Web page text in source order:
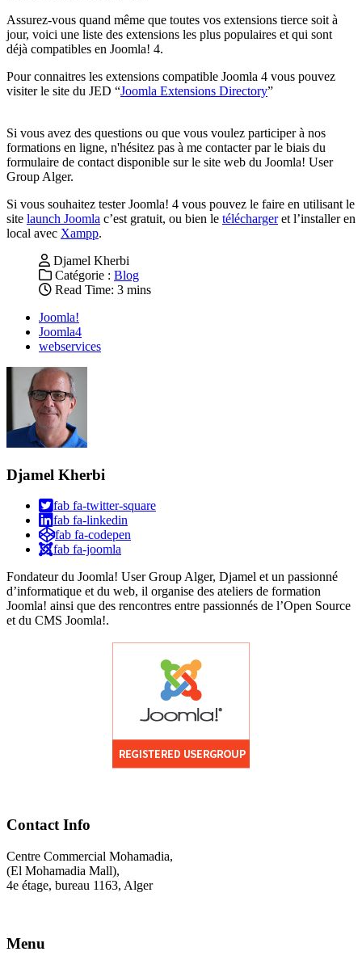
Assurez-vous quand même que toutes vos extensions tierce soit à
jour, voici une liste des extensions les plus populaires et qui sont
déjà compatibles en Joomla! 4.
Pour connaitres les extensions compatible Joomla 4 vous pouvez
visiter le site du JED “Joomla Extensions Directory”
Si vous avez des questions ou que vous voulez participer à nos
formations en ligne, n'hésitez pas à me contacter par le biais du
formulaire de contact disponible sur le site web du Joomla! User
Group Alger.
Si vous souhaitez tester Joomla! 4 vous pouvez le faire en utilisant le
site launch Joomla c’est gratuit, ou bien le téléchargeret l’installer en
local avec Xampp.
Djamel Kherbi
Catégorie : Blog
Read Time: 3 mins
Joomla!
Joomla4
webservices
Djamel Kherbi
fab fa-twitter-square
fab fa-linkedin
fab fa-codepen
fab fa-joomla
Fondateur du Joomla! User Group Alger, Djamel et un passionné
d’informatique et du web, il organise des ateliers de formation
Joomla! ainsi que des rencontres entre passionnés de l’Open Source
et du CMS Joomla!.
Contact Info
Centre Commercial Mohamadia,
(El Mohamadia Mall),
4e étage, bureau 1163, Alger
Menu